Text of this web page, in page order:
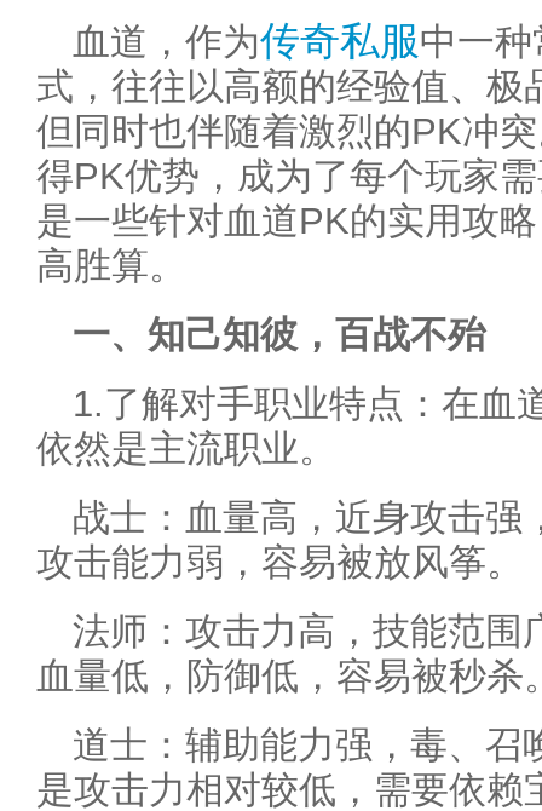
血道，作为传奇私服中一
式，往往以高额的经验值、极
但同时也伴随着激烈的PK冲
得PK优势，成为了每个玩家
是一些针对血道PK的实用攻
高胜算。
一、知己知彼，百战不殆
1.了解对手职业特点：在血
依然是主流职业。
战士：血量高，近身攻击强
攻击能力弱，容易被放风筝。
法师：攻击力高，技能范围
血量低，防御低，容易被秒杀
道士：辅助能力强，毒、召
是攻击力相对较低，需要依赖